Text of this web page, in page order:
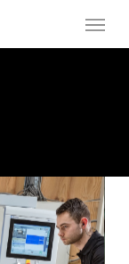
Menu